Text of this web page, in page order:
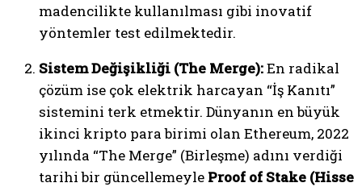
madencilikte kullanılması gibi inovatif
yöntemler test edilmektedir.
Sistem Değişikliği (The Merge):En radikal
çözüm ise çok elektrik harcayan “İş Kanıtı”
sistemini terk etmektir. Dünyanın en büyük
ikinci kripto para birimi olan Ethereum, 2022
yılında “The Merge” (Birleşme) adını verdiği
tarihi bir güncellemeyle Proof of Stake (Hisse